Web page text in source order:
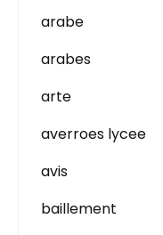
arabe
arabes
arte
averroes lycee
avis
baillement